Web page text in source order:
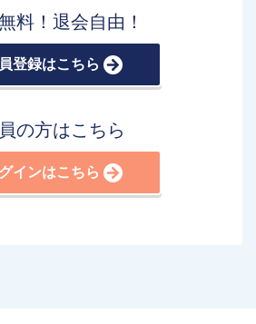
料！退会自由！
登録はこちら
の方はこちら
インはこちら